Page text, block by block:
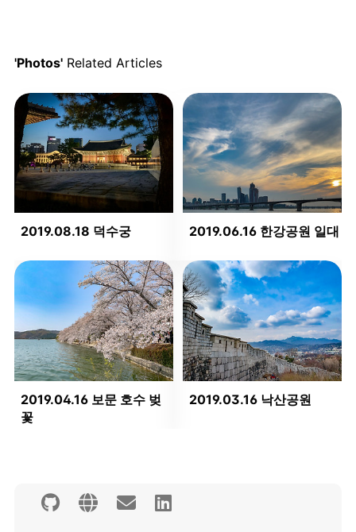
'Photos' Related Articles
2019.08.18 덕수궁 2019.06.16 한강공원 일대
2019.04.16 보문 호수 벚
꽃
2019.03.16 낙산공원